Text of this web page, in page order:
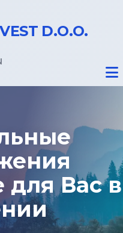
D.O.O.
Вас в